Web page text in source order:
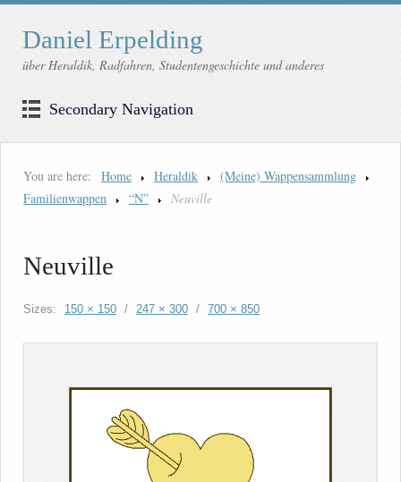
Daniel Erpelding
über Heraldik, Radfahren, Studentengeschichte und anderes
Secondary Navigation
You are here: Home Heraldik
(Meine) Wappensammlung
Familienwappen
“N” Neuville
Neuville
Sizes: 150 × 150 / 247 × 300 / 700 × 850